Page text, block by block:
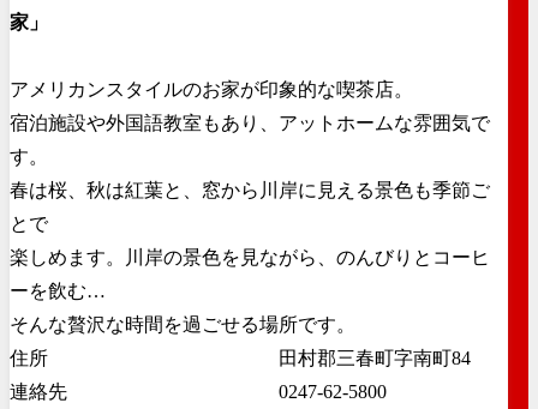
家」
アメリカンスタイルのお家が印象的な喫茶店。
宿泊施設や外国語教室もあり、アットホームな雰囲気で
す。
春は桜、秋は紅葉と、窓から川岸に見える景色も季節ご
とで
楽しめます。川岸の景色を見ながら、のんびりとコーヒ
ーを飲む…
そんな贅沢な時間を過ごせる場所です。
住所 田村郡三春町字南町84
連絡先 0247-62-5800